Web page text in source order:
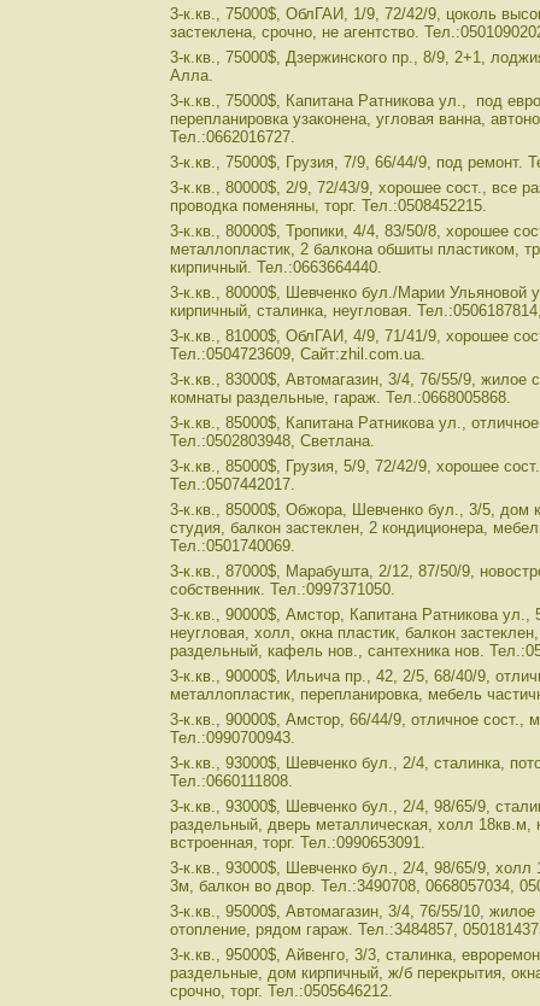
3-к.кв., 75000$, ОблГАИ, 1/9, 72/42/9, цоколь
застеклена, срочно, не агентство.
3-к.кв., 75000$, Дзержинского пр., 8/9, 2+1,
Алла.
3-к.кв., 75000$, Капитана Ратникова ул., под
перепланировка узаконена, угловая ванна,
Тел.:0662016727.
3-к.кв., 75000$, Грузия, 7/9, 66/44/9, под ремонт.
3-к.кв., 80000$, 2/9, 72/43/9, хорошее сост., все
проводка поменяны, торг. Тел.:0508452215.
3-к.кв., 80000$, Тропики, 4/4, 83/50/8, хорошее
металлопластик, 2 балкона обшиты пластиком,
кирпичный. Тел.:0663664440.
3-к.кв., 80000$, Шевченко бул./Марии Ульяновой
кирпичный, сталинка, неугловая.
3-к.кв., 81000$, ОблГАИ, 4/9, 71/41/9, хорошее
Тел.:0504723609, Сайт:zhil.com.ua.
3-к.кв., 83000$, Автомагазин, 3/4, 76/55/9, жилое
комнаты раздельные, гараж. Тел.:0668005868.
3-к.кв., 85000$, Капитана Ратникова ул.,
Тел.:0502803948, Светлана.
3-к.кв., 85000$, Грузия, 5/9, 72/42/9, хорошее
Тел.:0507442017.
3-к.кв., 85000$, Обжора, Шевченко бул., 3/5, дом
студия, балкон застеклен, 2 кондиционера,
Тел.:0501740069.
3-к.кв., 87000$, Марабушта, 2/12, 87/50/9,
собственник. Тел.:0997371050.
3-к.кв., 90000$, Амстор, Капитана Ратникова ул.,
неугловая, холл, окна пластик, балкон
раздельный, кафель нов., сантехника нов.
3-к.кв., 90000$, Ильича пр., 42, 2/5, 68/40/9,
металлопластик, перепланировка, мебель
3-к.кв., 90000$, Амстор, 66/44/9, отличное сост.,
Тел.:0990700943.
3-к.кв., 93000$, Шевченко бул., 2/4, сталинка,
Тел.:0660111808.
3-к.кв., 93000$, Шевченко бул., 2/4, 98/65/9,
раздельный, дверь металлическая, холл 18кв.м,
встроенная, торг. Тел.:0990653091.
3-к.кв., 93000$, Шевченко бул., 2/4, 98/65/9, холл
3м, балкон во двор. Тел.:3490708, 0668057034,
3-к.кв., 95000$, Автомагазин, 3/4, 76/55/10,
отопление, рядом гараж. Тел.:3484857,
3-к.кв., 95000$, Айвенго, 3/3, сталинка,
раздельные, дом кирпичный, ж/б перекрытия,
срочно, торг. Тел.:0505646212.